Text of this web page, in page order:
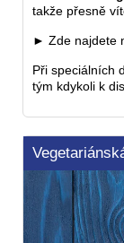
takže přesně
► Zde najdete
Při speciálních
tým kdykoli k